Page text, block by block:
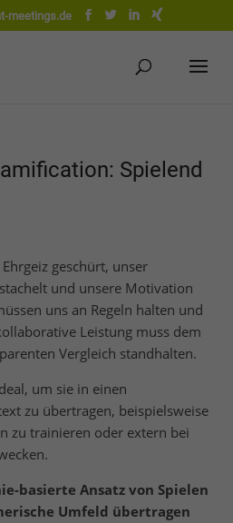
meetings.de
Spielend
geschürt, unser
und unsere Motivation
uns an Regeln halten und
Leistung muss dem
Vergleich standhalten.
um sie in einen
zu übertragen, beispielsweise
zu trainieren oder extern bei
basierte Ansatz von Spielen
Umfeld übertragen